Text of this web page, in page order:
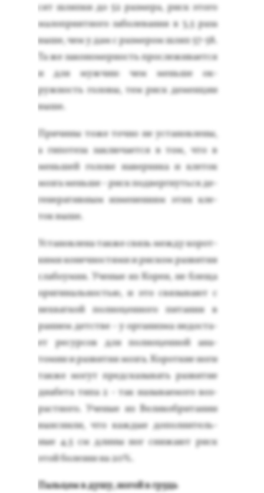
сят шляп­ки до 52 раз­ме­ра, риск это­го
ма­лоп­ри­ят­но­го за­боле­вания в 3,5 ра­за
вы­ше, чем у дам с раз­ме­ром шляп 57-58.
Та же за­коно­мер­ность прос­ле­жива­ет­ся
и для муж­чин: чем мень­ше ок­
ружность го­ловы, тем риск де­мен­ции
вы­ше.
При­чины то­же точ­но не ус­та­нов­ле­ны,
а ги­поте­за зак­лю­ча­ет­ся в том, что в
мень­шей го­лове на­вер­ня­ка и кле­ток
моз­га мень­ше - риск под­вер­гнуть­ся де­
гене­ратив­ным из­ме­нени­ям этих кле­
ток вы­ше.
Ус­та­нов­ле­на так­же связь меж­ду ко­рот­
ки­ми ко­неч­ностя­ми и рис­ком раз­ви­тия
сла­бо­умия. Уче­ные из Ко­реи, не бле­ща
ори­гиналь­ностью, и это свя­зыва­ют с
нех­ваткой пол­но­цен­но­го пи­тания в
ран­нем детс­тве - у ор­га­низ­ма не­дос­та­
ет ре­сур­сов для пол­но­цен­ной ана­
томии и раз­ви­тия моз­га. Ко­рот­кие но­ги
так­же мо­гут пред­ска­зывать раз­ви­тие
ди­абе­та ти­па 2 - так на­зыва­емо­го воз­
рас­тно­го. Уче­ные из Ве­ликоб­ри­тании
вы­яс­ни­ли, что каж­дые до­пол­ни­тель­
ные 4,5 см дли­ны ног сни­жа­ют риск
этой бо­лез­ни на 20%.
Паль­цем в ду­шу, но­гой в грудь